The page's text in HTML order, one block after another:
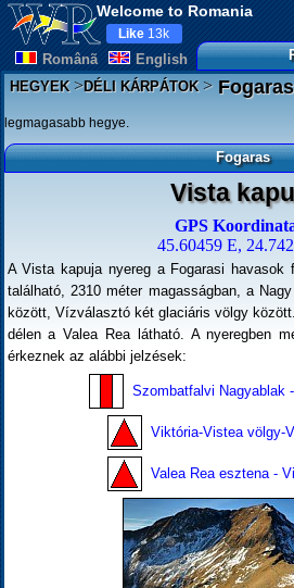
Welcome to Romania
Românã English
Like 13k
HEGYEK>DÉLI KÁRPÁTOK>Fogaras
legmagasabb hegye.
Fogaras
Vista
GPS
45.60459 E,
A Vista kapuja nyereg a Fogarasi havasok
található, 2310 méter magasságban, a
között, Vízválasztó két glaciáris völgy
délen a Valea Rea látható. A nyeregben
érkeznek az alábbi jelzések:
Szombatfalvi Nagyablak
Viktória-Vistea völgy-
Valea Rea esztena -